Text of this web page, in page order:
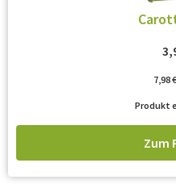
7,98€
Produkt
Zum